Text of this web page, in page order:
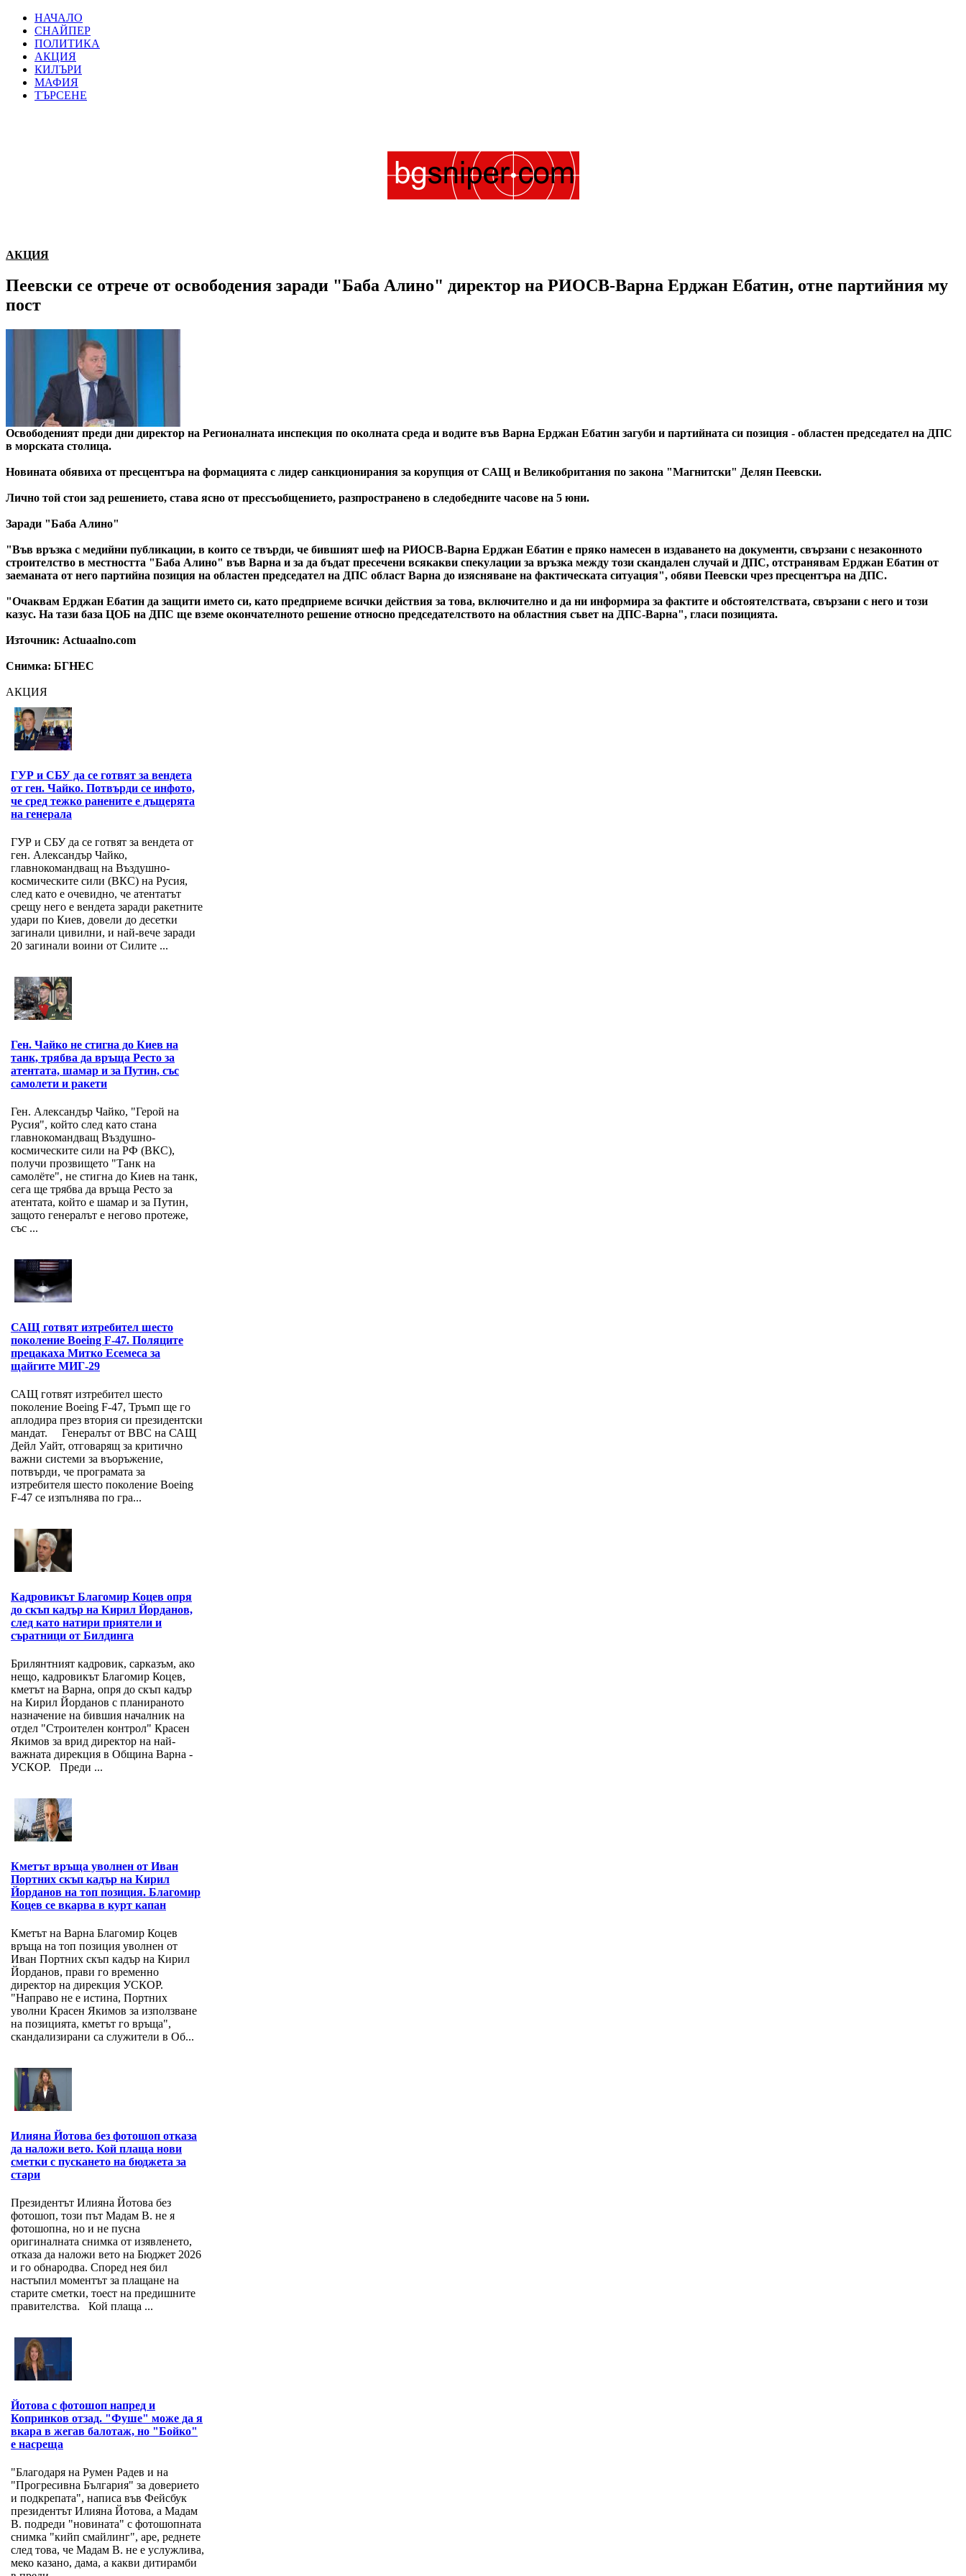
НАЧАЛО
СНАЙПЕР
ПОЛИТИКА
АКЦИЯ
КИЛЪРИ
МАФИЯ
ТЪРСЕНЕ
АКЦИЯ
Пеевски се отрече от освободения заради "Баба Алино" директор на РИОСВ-Варна Ерджан Ебатин, отне партийния му
пост
Освободеният преди дни директор на Регионалната инспекция по околната среда и водите във Варна Ерджан Ебатин загуби и партийната си позиция - областен председател на ДПС
в морската столица.
Новината обявиха от пресцентъра на формацията с лидер санкционирания за корупция от САЩ и Великобритания по закона "Магнитски" Делян Пеевски.
Лично той стои зад решението, става ясно от прессъобщението, разпространено в следобедните часове на 5 юни.
Заради "Баба Алино"
"Във връзка с медийни публикации, в които се твърди, че бившият шеф на РИОСВ-Варна Ерджан Ебатин е пряко намесен в издаването на документи, свързани с незаконното
строителство в местността "Баба Алино" във Варна и за да бъдат пресечени всякакви спекулации за връзка между този скандален случай и ДПС, отстранявам Ерджан Ебатин от
заеманата от него партийна позиция на областен председател на ДПС област Варна до изясняване на фактическата ситуация", обяви Пеевски чрез пресцентъра на ДПС.
"Очаквам Ерджан Ебатин да защити името си, като предприеме всички действия за това, включително и да ни информира за фактите и обстоятелствата, свързани с него и този
казус. На тази база ЦОБ на ДПС ще вземе окончателното решение относно председателството на областния съвет на ДПС-Варна", гласи позицията.
Източник: Actuaalno.com
Снимка: БГНЕС
АКЦИЯ
ГУР и СБУ да се готвят за вендета
от ген. Чайко. Потвърди се инфото,
че сред тежко ранените е дъщерята
на генерала
ГУР и СБУ да се готвят за вендета от
ген. Александър Чайко,
главнокомандващ на Въздушно-
космическите сили (ВКС) на Русия,
след като е очевидно, че атентатът
срещу него е вендета заради ракетните
удари по Киев, довели до десетки
загинали цивилни, и най-вече заради
20 загинали воини от Силите ...
Ген. Чайко не стигна до Киев на
танк, трябва да връща Ресто за
атентата, шамар и за Путин, със
самолети и ракети
Ген. Александър Чайко, "Герой на
Русия", който след като стана
главнокомандващ Въздушно-
космическите сили на РФ (ВКС),
получи прозвището "Танк на
самолёте", не стигна до Киев на танк,
сега ще трябва да връща Ресто за
атентата, който е шамар и за Путин,
защото генералът е негово протеже,
със ...
САЩ готвят изтребител шесто
поколение Boeing F-47. Поляците
прецакаха Митко Есемеса за
щайгите МИГ-29
САЩ готвят изтребител шесто
поколение Boeing F-47, Тръмп ще го
аплодира през втория си президентски
мандат. Генералът от ВВС на САЩ
Дейл Уайт, отговарящ за критично
важни системи за въоръжение,
потвърди, че програмата за
изтребителя шесто поколение Boeing
F-47 се изпълнява по гра...
Кадровикът Благомир Коцев опря
до скъп кадър на Кирил Йорданов,
след като натири приятели и
съратници от Билдинга
Брилянтният кадровик, сарказъм, ако
нещо, кадровикът Благомир Коцев,
кметът на Варна, опря до скъп кадър
на Кирил Йорданов с планираното
назначение на бившия началник на
отдел "Строителен контрол" Красен
Якимов за врид директор на най-
важната дирекция в Община Варна -
УСКОР. Преди ...
Кметът връща уволнен от Иван
Портних скъп кадър на Кирил
Йорданов на топ позиция. Благомир
Коцев се вкарва в курт капан
Кметът на Варна Благомир Коцев
връща на топ позиция уволнен от
Иван Портних скъп кадър на Кирил
Йорданов, прави го временно
директор на дирекция УСКОР.
"Направо не е истина, Портних
уволни Красен Якимов за използване
на позицията, кметът го връща",
скандализирани са служители в Об...
Илияна Йотова без фотошоп отказа
да наложи вето. Кой плаща нови
сметки с пускането на бюджета за
стари
Президентът Илияна Йотова без
фотошоп, този път Мадам В. не я
фотошопна, но и не пусна
оригиналната снимка от изявленето,
отказа да наложи вето на Бюджет 2026
и го обнародва. Според нея бил
настъпил моментът за плащане на
старите сметки, тоест на предишните
правителства. Кой плаща ...
Йотова с фотошоп напред и
Копринков отзад. "Фуше" може да я
вкара в жегав балотаж, но "Бойко"
е насреща
"Благодаря на Румен Радев и на
"Прогресивна България" за доверието
и подкрепата", написа във Фейсбук
президентът Илияна Йотова, а Мадам
В. подреди "новината" с фотошопната
снимка "кийп смайлинг", аре, реднете
след това, че Мадам В. не е услужлива,
меко казано, дама, а какви дитирамби